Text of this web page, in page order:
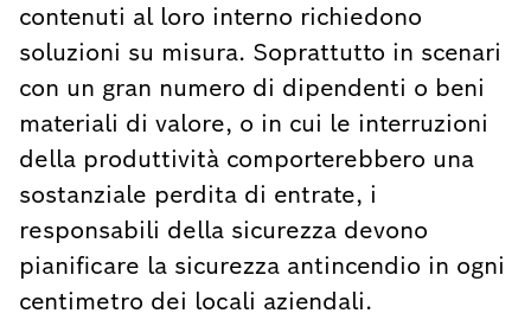
contenuti al loro interno richiedono
soluzioni su misura. Soprattutto in scenari
con un gran numero di dipendenti o beni
materiali di valore, o in cui le interruzioni
della produttività comporterebbero una
sostanziale perdita di entrate, i
responsabili della sicurezza devono
pianificare la sicurezza antincendio in ogni
centimetro dei locali aziendali.